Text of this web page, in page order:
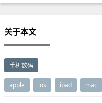
关于本文
手机数码
apple ios ipad mac